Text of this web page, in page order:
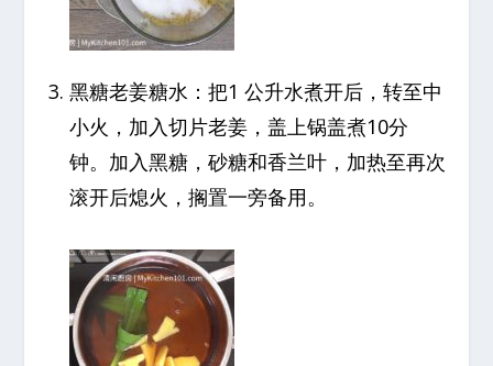
黑糖老姜糖水：把1 公升水煮开后，转至中
小火，加入切片老姜，盖上锅盖煮10分
钟。加入黑糖，砂糖和香兰叶，加热至再次
滚开后熄火，搁置一旁备用。